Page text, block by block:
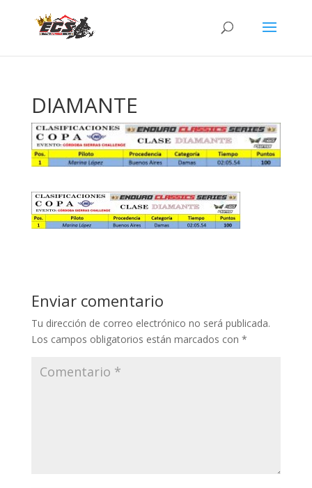
DIAMANTE
Enviar comentario
Tu dirección de correo electrónico no será publicada.
Los campos obligatorios están marcados con *